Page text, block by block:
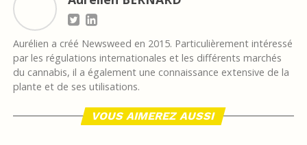
Aurélien a créé Newsweed en 2015. Particulièrement intéressé
par les régulations internationales et les différents marchés
du cannabis, il a également une connaissance extensive de la
plante et de ses utilisations.
VOUS AIMEREZ AUSSI